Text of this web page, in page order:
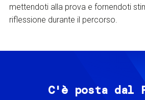
mettendoti alla prova e fornendoti
riflessione durante il percorso.
C'è posta dal